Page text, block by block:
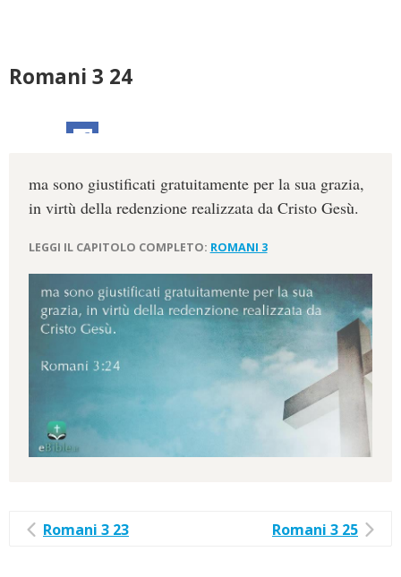
Romani 3 24
ma sono giustificati gratuitamente per la sua grazia,
in virtù della redenzione realizzata da Cristo Gesù.
LEGGI IL CAPITOLO COMPLETO: ROMANI 3
Romani 3 23 Romani 3 25